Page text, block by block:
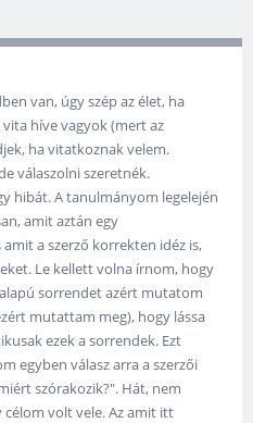
van, úgy szép az élet, ha
vita híve vagyok (mert az
ha vitatkoznak velem.
válaszolni szeretnék.
hibát. A tanulmányom legelején
amit aztán egy
a szerző korrekten idéz is,
Le kellett volna írnom, hogy
sorrendet azért mutatom
mutattam meg), hogy lássa
ezek a sorrendek. Ezt
egyben válasz arra a szerzői
szórakozik?". Hát, nem
volt vele. Az amit itt